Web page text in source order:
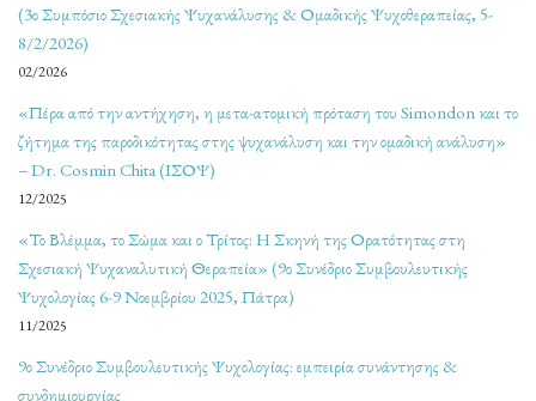
(3ο Συμπόσιο Σχεσιακής Ψυχανάλυσης & Ομαδικής Ψυχοθεραπείας, 5-
8/2/2026)
02/2026
«Πέρα από την αντήχηση, η μετα-ατομική πρόταση του Simondon και το
ζήτημα της παροδικότητας στης ψυχανάλυση και την ομαδική ανάλυση»
– Dr. Cosmin Chita (ΙΣΟΨ)
12/2025
«Το Βλέμμα, το Σώμα και ο Τρίτος: Η Σκηνή της Ορατότητας στη
Σχεσιακή Ψυχαναλυτική Θεραπεία» (9ο Συνέδριο Συμβουλευτικής
Ψυχολογίας 6-9 Νοεμβρίου 2025, Πάτρα)
11/2025
9ο Συνέδριο Συμβουλευτικής Ψυχολογίας: εμπειρία συνάντησης &
συνδημιουργίας